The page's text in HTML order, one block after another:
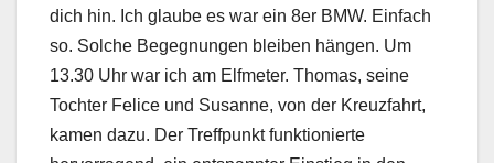
dich hin. Ich glaube es war ein 8er BMW. Einfach
so. Solche Begegnungen bleiben hängen. Um
13.30 Uhr war ich am Elfmeter. Thomas, seine
Tochter Felice und Susanne, von der Kreuzfahrt,
kamen dazu. Der Treffpunkt funktionierte